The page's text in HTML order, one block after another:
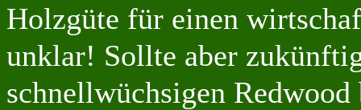
Holzgüte für einen
unklar! Sollte aber
schnellwüchsigen